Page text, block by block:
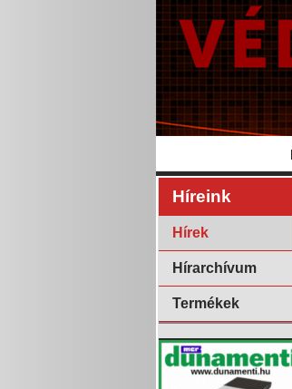
Híreink
Hírek
Hírarchívum
Termékek